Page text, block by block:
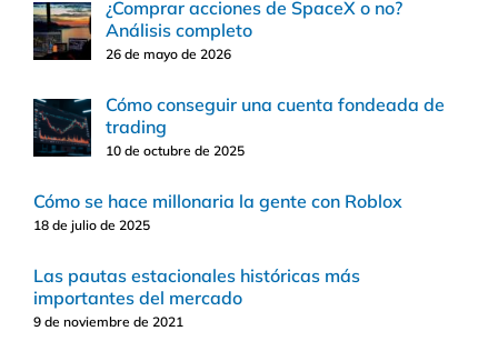
¿Comprar acciones de SpaceX o no?
Análisis completo
26 de mayo de 2026
Cómo conseguir una cuenta fondeada de
trading
10 de octubre de 2025
Cómo se hace millonaria la gente con Roblox
18 de julio de 2025
Las pautas estacionales históricas más
importantes del mercado
9 de noviembre de 2021